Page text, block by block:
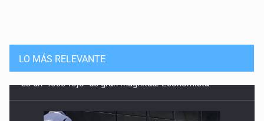
LO MÁS RELEVANTE